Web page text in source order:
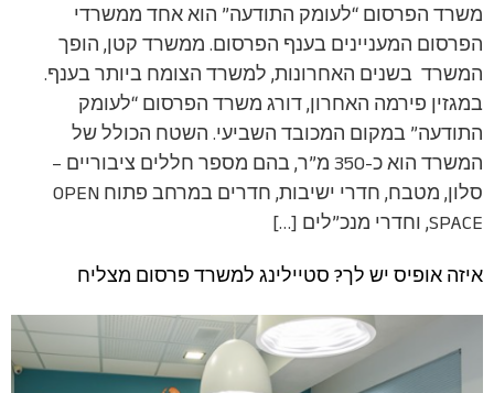
משרד הפרסום “לעומק התודעה” הוא אחד ממשרדי
הפרסום המעניינים בענף הפרסום. ממשרד קטן, הופך
המשרד בשנים האחרונות, למשרד הצומח ביותר בענף.
במגזין פירמה האחרון, דורג משרד הפרסום “לעומק
התודעה” במקום המכובד השביעי. השטח הכולל של
המשרד הוא כ-350 מ”ר, בהם מספר חללים ציבוריים –
סלון, מטבח, חדרי ישיבות, חדרים במרחב פתוח OPEN
SPACE, וחדרי מנכ”לים […]
איזה אופיס יש לך? סטיילינג למשרד פרסום מצליח